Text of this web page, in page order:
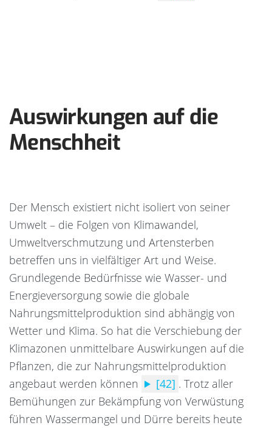
Auswirkungen auf die
Menschheit
Der Mensch existiert nicht isoliert von seiner
Umwelt – die Folgen von Klimawandel,
Umweltverschmutzung und Artensterben
betreffen uns in vielfältiger Art und Weise.
Grundlegende Bedürfnisse wie Wasser- und
Energieversorgung sowie die globale
Nahrungsmittelproduktion sind abhängig von
Wetter und Klima. So hat die Verschiebung der
Klimazonen unmittelbare Auswirkungen auf die
Pflanzen, die zur Nahrungsmittelproduktion
angebaut werden können
[42] . Trotz aller
Bemühungen zur Bekämpfung von Verwüstung
führen Wassermangel und Dürre bereits heute